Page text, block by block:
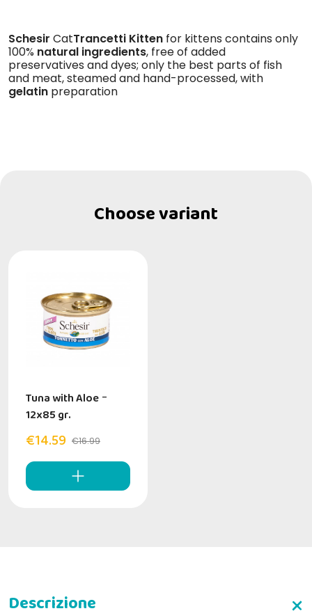
Schesir CatTrancetti Kitten for kittens contains only
100% natural ingredients, free of added
preservatives and dyes; only the best parts of fish
and meat, steamed and hand-processed, with
gelatin preparation
Choose variant
Tuna with Aloe -
12x85 gr.
€14.59 €16.99